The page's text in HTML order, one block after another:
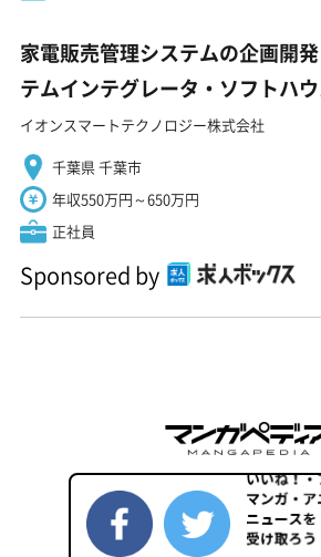
家電販売管理システムの企画開
テムインテグレータ・ソフトハ
イオンスマートテクノロジー株式会社
千葉県 千葉市
年収550万円～650万円
正社員
Sponsored by